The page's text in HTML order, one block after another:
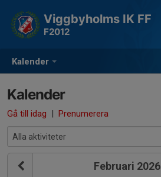
Kalender
Viggbyholms IK FF
F2012
Kalender
Gå till idag | Prenumerera
Februari 2026